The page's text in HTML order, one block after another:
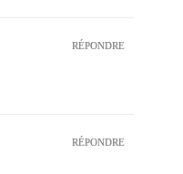
RÉPONDRE
RÉPONDRE